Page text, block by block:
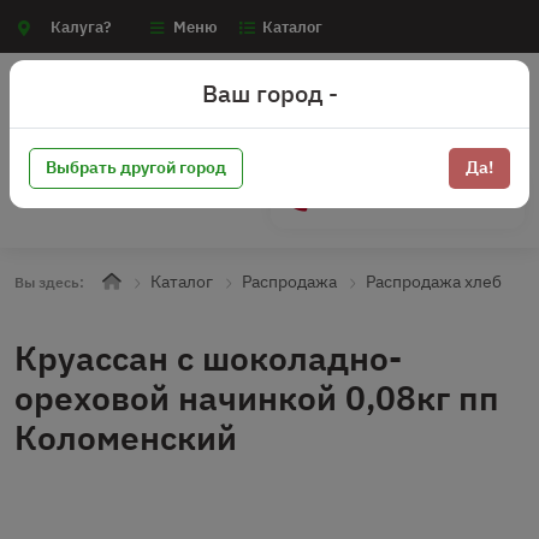
Калуга? Меню Каталог
Вы здесь: Каталог Распродажа Распродажа хлеб
Круассан с шоколадно-
ореховой начинкой 0,08кг пп
Коломенский
Ваш город -
Выбрать другой город Да!